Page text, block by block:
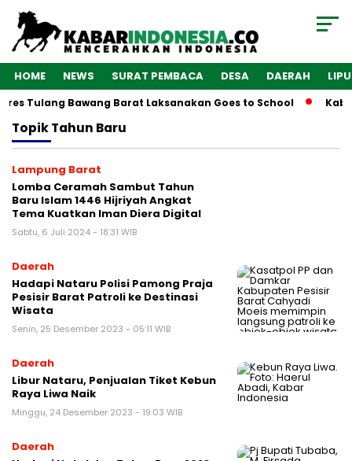
HOME NEWS SURAT PEMBACA DESA DAERAH
Tulang Bawang Barat Laksanakan Goes to School
TopikTahun Baru
Lampung Barat
Lomba Ceramah Sambut Tahun
Baru Islam 1446 Hijriyah Angkat
Tema Kuatkan Iman Diera Digital
Sabtu, 6 Juli 2024 - 18:31 WIB
Daerah
Hadapi Nataru Polisi Pamong Praja
Pesisir Barat Patroli ke Destinasi
Wisata
Senin, 25 Desember 2023 - 05:11 WIB
Daerah
Libur Nataru, Penjualan Tiket Kebun
Raya Liwa Naik
Minggu, 24 Desember 2023 - 19:03 WIB
Daerah